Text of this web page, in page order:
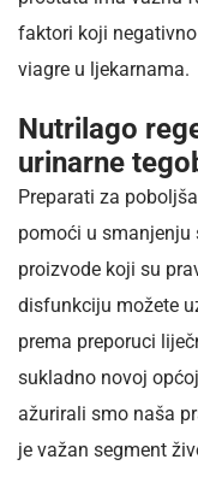
faktori koji
viagre u ljekarnama.
Nutrilago
urinarne
Preparati za
pomoći u smanjenju
proizvode koji su
disfunkciju možete
prema preporuci
sukladno novoj
ažurirali smo naša
je važan segment